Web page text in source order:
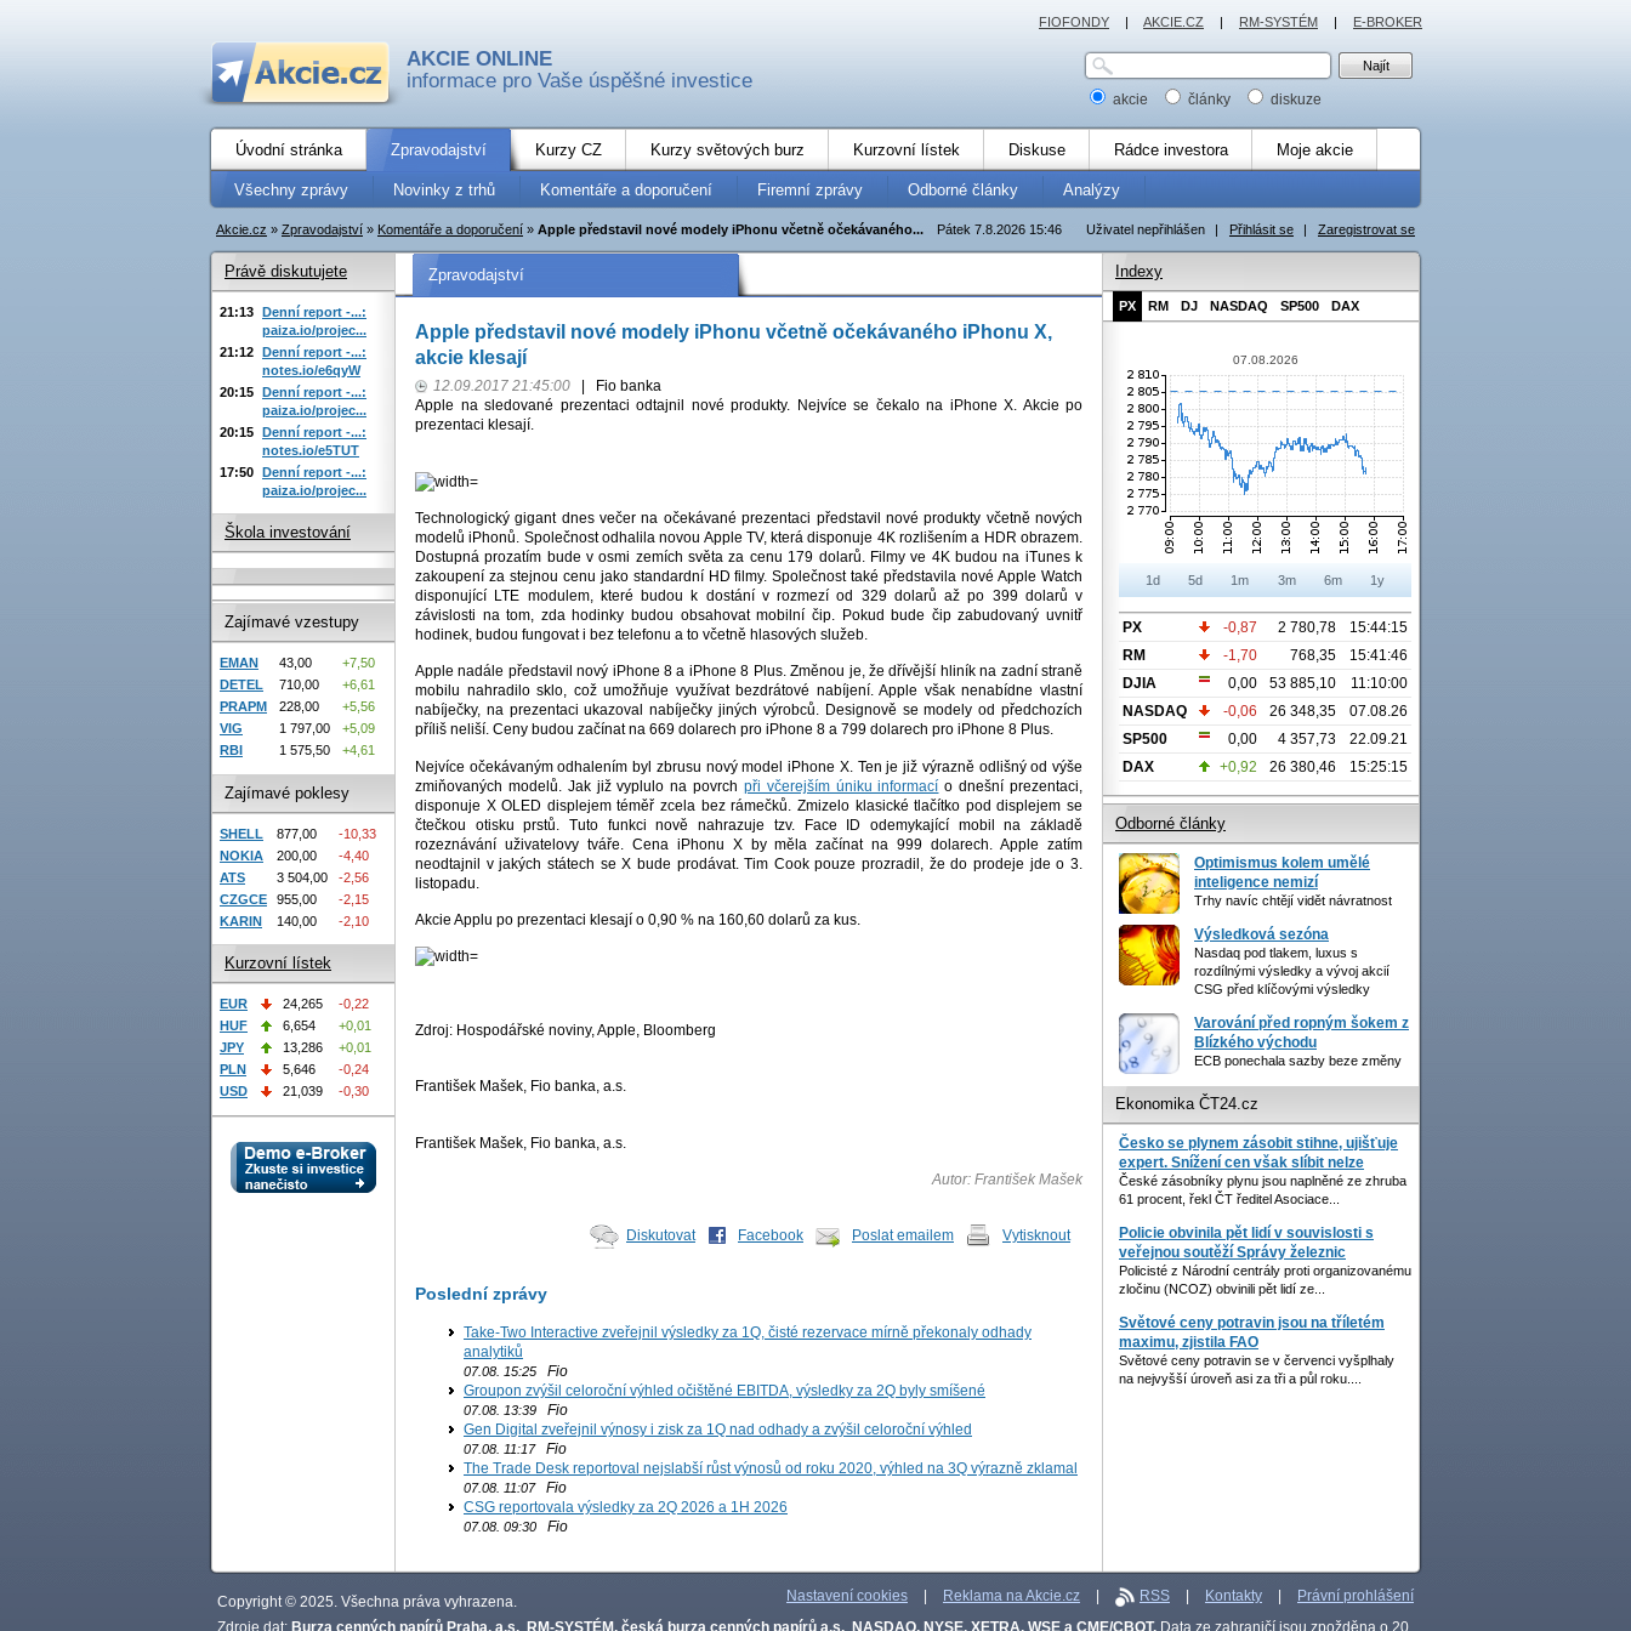
AKCIE ONLINE
informace pro Vaše úspěšné investice
akcie články diskuze
Úvodní stránka Zpravodajství Kurzy CZ Kurzy světových burz Kurzovní lístek Diskuse Rádce investora Moje akcie
Všechny zprávy Novinky z trhů Komentáře a doporučení Firemní zprávy Odborné články Analýzy
Uživatel nepřihlášen | Přihlásit se | Zaregistrovat se
Pátek 7.8.2026 15:46
Akcie.cz » Zpravodajství » Komentáře a doporučení » Apple představil nové modely iPhonu včetně očekávaného...
Zpravodajství
Apple představil nové modely iPhonu včetně očekávaného iPhonu X,
akcie klesají
12.09.2017 21:45:00
Fio banka
Apple na sledované prezentaci odtajnil nové produkty. Nejvíce se čekalo na iPhone X. Akcie po
prezentaci klesají.
Technologický gigant dnes večer na očekávané prezentaci představil nové produkty včetně nových
modelů iPhonů. Společnost odhalila novou Apple TV, která disponuje 4K rozlišením a HDR obrazem.
Dostupná prozatím bude v osmi zemích světa za cenu 179 dolarů. Filmy ve 4K budou na iTunes k
zakoupení za stejnou cenu jako standardní HD filmy. Společnost také představila nové Apple Watch
disponující LTE modulem, které budou k dostání v rozmezí od 329 dolarů až po 399 dolarů v
závislosti na tom, zda hodinky budou obsahovat mobilní čip. Pokud bude čip zabudovaný uvnitř
hodinek, budou fungovat i bez telefonu a to včetně hlasových služeb.
Apple nadále představil nový iPhone 8 a iPhone 8 Plus. Změnou je, že dřívější hliník na zadní straně
mobilu nahradilo sklo, což umožňuje využívat bezdrátové nabíjení. Apple však nenabídne vlastní
nabíječky, na prezentaci ukazoval nabíječky jiných výrobců. Designově se modely od předchozích
příliš neliší. Ceny budou začínat na 669 dolarech pro iPhone 8 a 799 dolarech pro iPhone 8 Plus.
Nejvíce očekávaným odhalením byl zbrusu nový model iPhone X. Ten je již výrazně odlišný od výše
zmiňovaných modelů. Jak již vyplulo na povrch při včerejším úniku informací o dnešní prezentaci,
disponuje X OLED displejem téměř zcela bez rámečků. Zmizelo klasické tlačítko pod displejem se
čtečkou otisku prstů. Tuto funkci nově nahrazuje tzv. Face ID odemykající mobil na základě
rozeznávání uživatelovy tváře. Cena iPhonu X by měla začínat na 999 dolarech. Apple zatím
neodtajnil v jakých státech se X bude prodávat. Tim Cook pouze prozradil, že do prodeje jde o 3.
listopadu.
Akcie Applu po prezentaci klesají o 0,90 % na 160,60 dolarů za kus.
Zdroj: Hospodářské noviny, Apple, Bloomberg
František Mašek, Fio banka, a.s.
František Mašek, Fio banka, a.s.
Autor: František Mašek
Diskutovat Facebook Poslat emailem Vytisknout
Poslední zprávy
Take-Two Interactive zveřejnil výsledky za 1Q, čisté rezervace mírně překonaly odhady
analytiků
07.08. 15:25 Fio
Groupon zvýšil celoroční výhled očištěné EBITDA, výsledky za 2Q byly smíšené
07.08. 13:39 Fio
Gen Digital zveřejnil výnosy i zisk za 1Q nad odhady a zvýšil celoroční výhled
07.08. 11:17Fio
The Trade Desk reportoval nejslabší růst výnosů od roku 2020, výhled na 3Q výrazně zklamal
07.08. 11:07Fio
CSG reportovala výsledky za 2Q 2026 a 1H 2026
07.08. 09:30 Fio
Právě diskutujete
21:13 Denní report -...:
paiza.io/projec...
21:12 Denní report -...:
notes.io/e6qyW
20:15 Denní report -...:
paiza.io/projec...
20:15 Denní report -...:
notes.io/e5TUT
17:50 Denní report -...:
paiza.io/projec...
Škola investování
Zajímavé vzestupy
EMAN 43,00
+7,50
DETEL
710,00
+6,61
PRAPM
228,00
+5,56
VIG
1 797,00
+5,09
RBI
1 575,50 +4,61
Zajímavé poklesy
SHELL 877,00
-10,33
NOKIA
200,00
-4,40
ATS
3 504,00
-2,56
CZGCE
955,00
-2,15
KARIN
140,00 -2,10
Kurzovní lístek
EUR 24,265
-0,22
HUF
6,654
+0,01
JPY
13,286
+0,01
PLN
5,646
-0,24
USD
21,039 -0,30
Indexy
PX RM DJ NASDAQ SP500 DAX
07.08.2026
1d 5d 1m 3m 6m 1y
PX -0,87 2 780,78
15:44:15
RM
-1,70 768,35
15:41:46
DJIA
0,00 53 885,10
11:10:00
NASDAQ
-0,06 26 348,35
07.08.26
SP500
0,00 4 357,73
22.09.21
DAX
+0,92 26 380,46 15:25:15
Odborné články
Optimismus kolem umělé
inteligence nemizí
Trhy navíc chtějí vidět návratnost
Výsledková sezóna
Nasdaq pod tlakem, luxus s
rozdílnými výsledky a vývoj akcií
CSG před klíčovými výsledky
Varování před ropným šokem z
Blízkého východu
ECB ponechala sazby beze změny
Ekonomika ČT24.cz
Česko se plynem zásobit stihne, ujišťuje
expert. Snížení cen však slíbit nelze
České zásobníky plynu jsou naplněné ze zhruba
61 procent, řekl ČT ředitel Asociace...
Policie obvinila pět lidí v souvislosti s
veřejnou soutěží Správy železnic
Policisté z Národní centrály proti organizovanému
zločinu (NCOZ) obvinili pět lidí ze...
Světové ceny potravin jsou na tříletém
maximu, zjistila FAO
Světové ceny potravin se v červenci vyšplhaly
na nejvyšší úroveň asi za tři a půl roku....
FIOFONDY | AKCIE.CZ | RM-SYSTÉM | E-BROKER
Nastavení cookies Reklama na Akcie.cz RSS Kontakty Právní prohlášení
Copyright © 2025. Všechna práva vyhrazena.